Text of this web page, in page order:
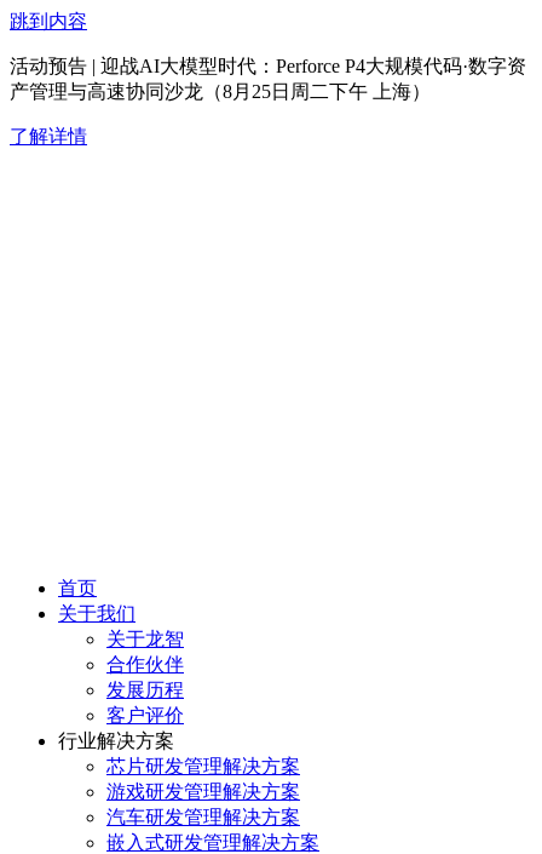
跳到内容
活动预告 | 迎战AI大模型时代：Perforce P4大规模代码·数字资
产管理与高速协同沙龙（8月25日周二下午 上海）
了解详情
首页
关于我们
关于龙智
合作伙伴
发展历程
客户评价
行业解决方案
芯片研发管理解决方案
游戏研发管理解决方案
汽车研发管理解决方案
嵌入式研发管理解决方案